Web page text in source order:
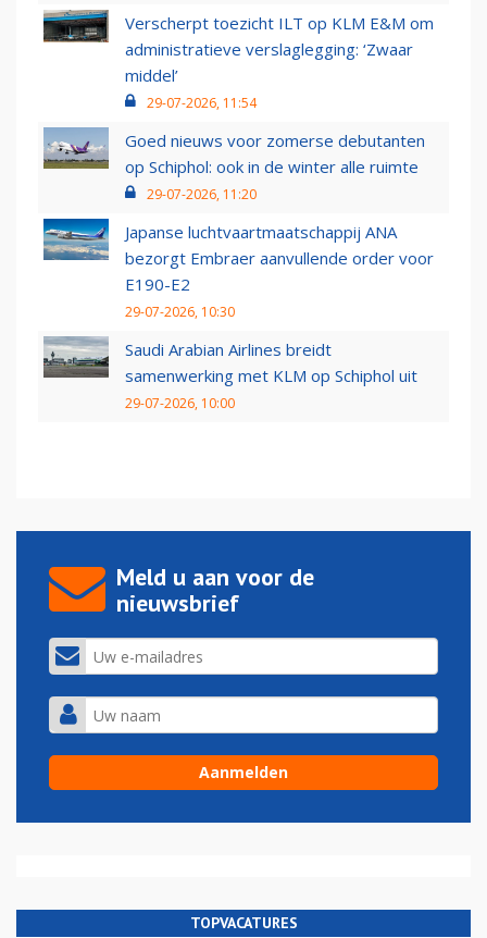
Verscherpt toezicht ILT op KLM E&M om
administratieve verslaglegging: ‘Zwaar
middel’
29-07-2026, 11:54
Goed nieuws voor zomerse debutanten
op Schiphol: ook in de winter alle ruimte
29-07-2026, 11:20
Japanse luchtvaartmaatschappij ANA
bezorgt Embraer aanvullende order voor
E190-E2
29-07-2026, 10:30
Saudi Arabian Airlines breidt
samenwerking met KLM op Schiphol uit
29-07-2026, 10:00
Meld u aan voor de
nieuwsbrief
TOPVACATURES